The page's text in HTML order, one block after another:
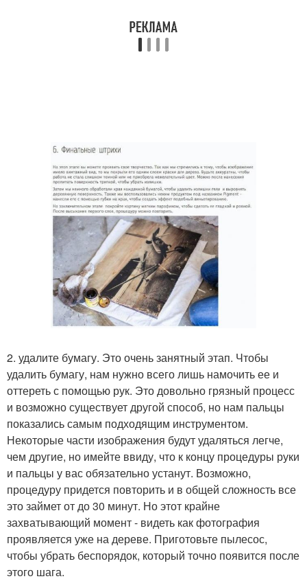
2. удалите бумагу. Это очень занятный этап. Чтобы
удалить бумагу, нам нужно всего лишь намочить ее и
оттереть с помощью рук. Это довольно грязный процесс
и возможно существует другой способ, но нам пальцы
показались самым подходящим инструментом.
Некоторые части изображения будут удаляться легче,
чем другие, но имейте ввиду, что к концу процедуры руки
и пальцы у вас обязательно устанут. Возможно,
процедуру придется повторить и в общей сложность все
это займет от до 30 минут. Но этот крайне
захватывающий момент - видеть как фотография
проявляется уже на дереве. Приготовьте пылесос,
чтобы убрать беспорядок, который точно появится после
этого шага.